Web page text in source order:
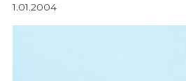
1.01.2004